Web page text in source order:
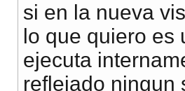
si en la nueva
lo que quiero
ejecuta
reflejado ningun